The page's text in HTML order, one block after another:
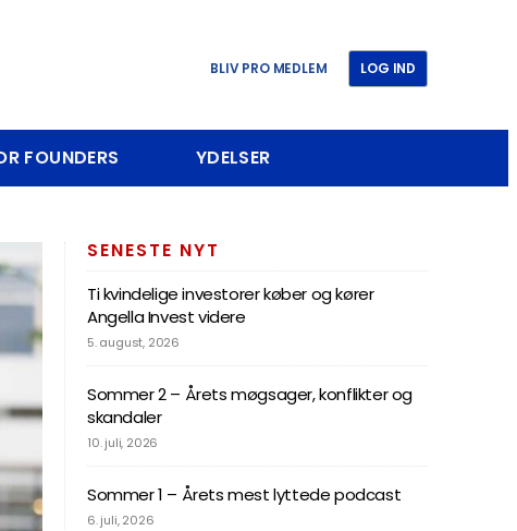
BLIV PRO MEDLEM LOG IND
FOUNDERS YDELSER
SENESTE NYT
Ti kvindelige investorer køber og kører
Angella Invest videre
5. august, 2026
Sommer 2 – Årets møgsager, konflikter og
skandaler
10. juli, 2026
Sommer 1 – Årets mest lyttede podcast
6. juli, 2026